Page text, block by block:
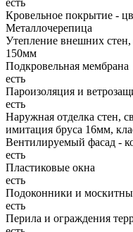
есть
Кровельное покрытие -
Металлочерепица
Утепление внешних
150мм
Подкровельная мембрана
есть
Пароизоляция и
есть
Наружная отделка стен,
имитация бруса 16мм,
Вентилируемый фасад -
есть
Пластиковые окна
есть
Подоконники и
есть
Перила и ограждения